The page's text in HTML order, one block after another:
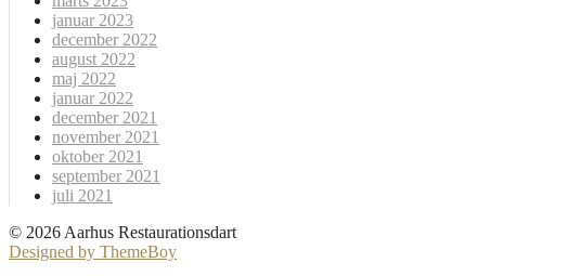
januar 2023
december 2022
august 2022
maj 2022
januar 2022
december 2021
november 2021
oktober 2021
september 2021
juli 2021
© 2026 Aarhus Restaurationsdart
Designed by ThemeBoy